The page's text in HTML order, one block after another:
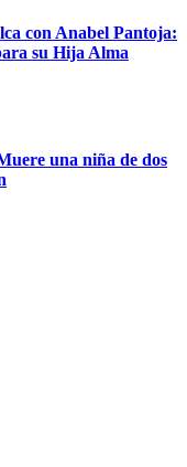
con Anabel Pantoja:
su Hija Alma
una niña de dos